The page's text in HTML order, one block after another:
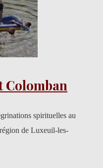
Colomban
spirituelles au
de Luxeuil-les-